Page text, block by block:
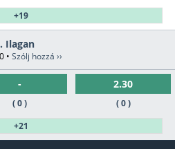
+19
Ilagan
• Szólj hozzá ››
-
( 0 )
2.30
( 0 )
+21